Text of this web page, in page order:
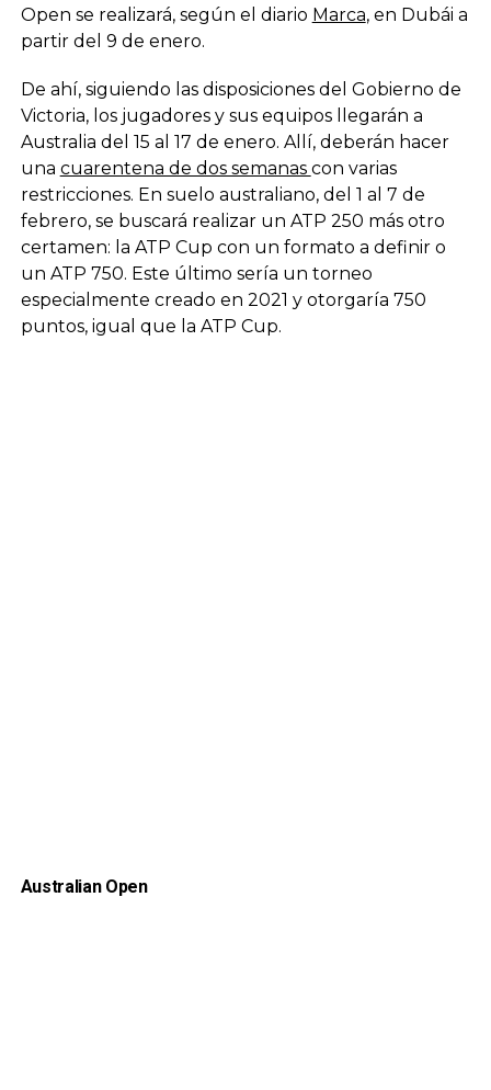
Open se realizará, según el diario Marca, en Dubái a
partir del 9 de enero.
De ahí, siguiendo las disposiciones del Gobierno de
Victoria, los jugadores y sus equipos llegarán a
Australia del 15 al 17 de enero. Allí, deberán hacer
una cuarentena de dos semanas con varias
restricciones. En suelo australiano, del 1 al 7 de
febrero, se buscará realizar un ATP 250 más otro
certamen: la ATP Cup con un formato a definir o
un ATP 750. Este último sería un torneo
especialmente creado en 2021 y otorgaría 750
puntos, igual que la ATP Cup.
Australian Open